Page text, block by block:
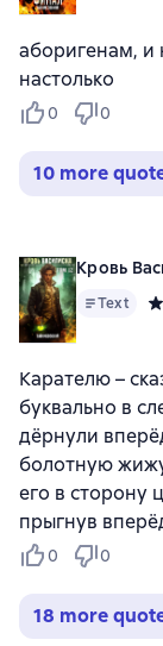
аборигенам,
настолько
0 0
10 more
Кровь
Text
Карателю –
буквально в
дёрнули
болотную
его в сторону
прыгнув
0 0
18 more